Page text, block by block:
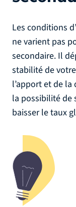
Les conditions
ne varient pas
secondaire. Il
stabilité de
l’apport et de la
la possibilité de
baisser le taux